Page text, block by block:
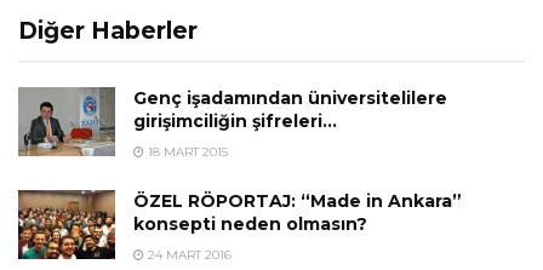
Diğer Haberler
Genç işadamından üniversitelilere
girişimciliğin şifreleri…
18 MART 2015
ÖZEL RÖPORTAJ: “Made in Ankara”
konsepti neden olmasın?
24 MART 2016